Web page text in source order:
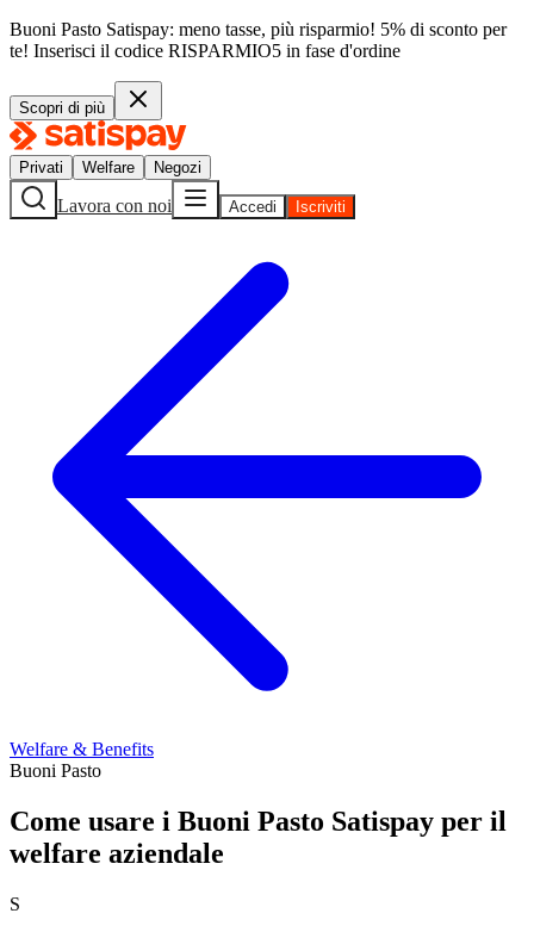
Buoni Pasto Satispay: meno tasse, più risparmio! 5% di sconto per
te! Inserisci il codice RISPARMIO5 in fase d'ordine
Scopri di più
Privati Welfare Negozi
Lavora con noi Accedi Iscriviti
Welfare & Benefits
Buoni Pasto
Come usare i Buoni Pasto Satispay per il
welfare aziendale
S